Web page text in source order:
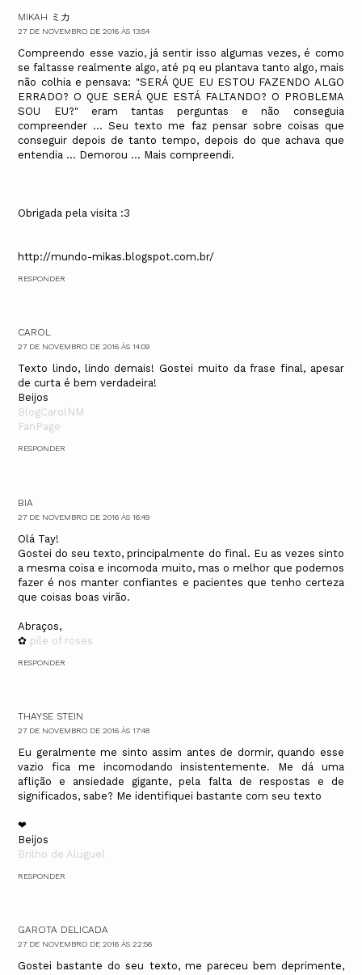
MIKAH ミカ
27 DE NOVEMBRO DE 2016 ÀS 13:54
Compreendo esse vazio, já sentir isso algumas vezes, é como
se faltasse realmente algo, até pq eu plantava tanto algo, mais
não colhia e pensava: "SERÁ QUE EU ESTOU FAZENDO ALGO
ERRADO? O QUE SERÁ QUE ESTÁ FALTANDO? O PROBLEMA
SOU EU?" eram tantas perguntas e não conseguia
compreender ... Seu texto me faz pensar sobre coisas que
conseguir depois de tanto tempo, depois do que achava que
entendia ... Demorou ... Mais compreendi.
Obrigada pela visita :3
http://mundo-mikas.blogspot.com.br/
RESPONDER
CAROL
27 DE NOVEMBRO DE 2016 ÀS 14:09
Texto lindo, lindo demais! Gostei muito da frase final, apesar
de curta é bem verdadeira!
Beijos
BlogCarolNM
FanPage
RESPONDER
BIA
27 DE NOVEMBRO DE 2016 ÀS 16:49
Olá Tay!
Gostei do seu texto, principalmente do final. Eu as vezes sinto
a mesma coisa e incomoda muito, mas o melhor que podemos
fazer é nos manter confiantes e pacientes que tenho certeza
que coisas boas virão.
Abraços,
✿ pile of roses
RESPONDER
THAYSE STEIN
27 DE NOVEMBRO DE 2016 ÀS 17:48
Eu geralmente me sinto assim antes de dormir, quando esse
vazio fica me incomodando insistentemente. Me dá uma
aflição e ansiedade gigante, pela falta de respostas e de
significados, sabe? Me identifiquei bastante com seu texto
❤
Beijos
Brilho de Aluguel
RESPONDER
GAROTA DELICADA
27 DE NOVEMBRO DE 2016 ÀS 22:56
Gostei bastante do seu texto, me pareceu bem deprimente,